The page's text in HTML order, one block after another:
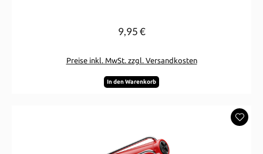
Regulärer Preis:
9,95 €
Preise inkl. MwSt. zzgl. Versandkosten
In den Warenkorb